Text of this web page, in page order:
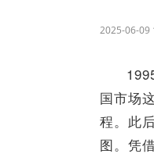
2025-06-09
国市场
程。此
图。凭